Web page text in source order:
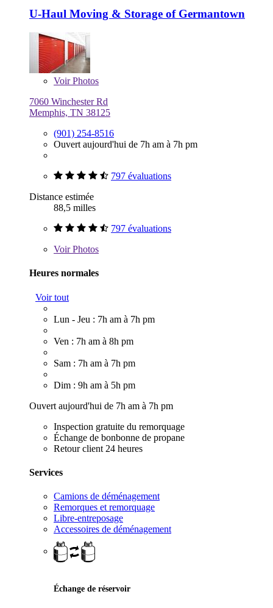
U-Haul Moving & Storage of Germantown
VoirPhotos
7060 Winchester Rd
Memphis, TN 38125
(901) 254-8516
Ouvert aujourd'hui de 7h am à 7h pm
797 évaluations
Distance estimée
88,5 milles
797 évaluations
VoirPhotos
Heures normales
Voir tout
Lun - Jeu : 7h am à 7h pm
Ven : 7h am à 8h pm
Sam : 7h am à 7h pm
Dim : 9h am à 5h pm
Ouvert aujourd'hui de 7h am à 7h pm
Inspection gratuite du remorquage
Échange de bonbonne de propane
Retour client 24 heures
Services
Camions de déménagement
Remorques et remorquage
Libre-entreposage
Accessoires de déménagement
Échange de réservoir